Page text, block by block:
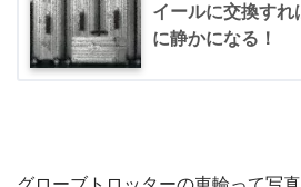
イールに交換す
に静かになる！